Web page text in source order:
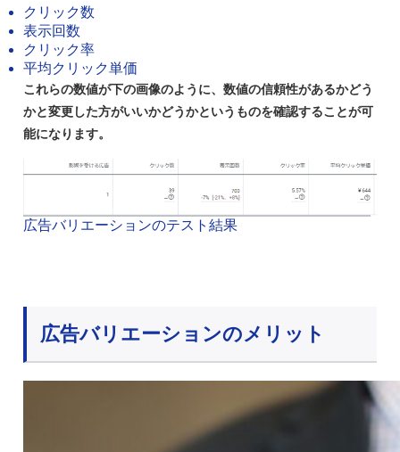
クリック数
表示回数
クリック率
平均クリック単価
これらの数値が下の画像のように、数値の信頼性があるかどう
かと変更した方がいいかどうかというものを確認することが可
能になります。
広告バリエーションのテスト結果
広告バリエーションのメリット